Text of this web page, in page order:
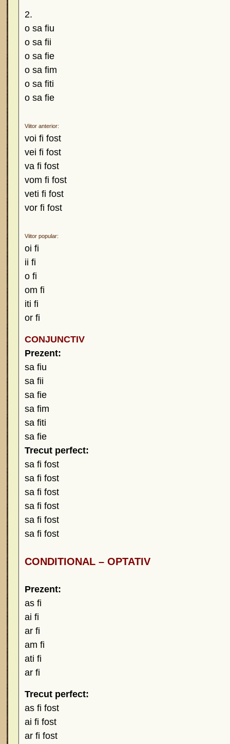
2.
o sa fiu
o sa fii
o sa fie
o sa fim
o sa fiti
o sa fie
Viitor anterior:
voi fi fost
vei fi fost
va fi fost
vom fi fost
veti fi fost
vor fi fost
Viitor popular:
oi fi
ii fi
o fi
om fi
iti fi
or fi
CONJUNCTIV
Prezent:
sa fiu
sa fii
sa fie
sa fim
sa fiti
sa fie
Trecut perfect:
sa fi fost
sa fi fost
sa fi fost
sa fi fost
sa fi fost
sa fi fost
CONDITIONAL – OPTATIV
Prezent:
as fi
ai fi
ar fi
am fi
ati fi
ar fi
Trecut perfect:
as fi fost
ai fi fost
ar fi fost